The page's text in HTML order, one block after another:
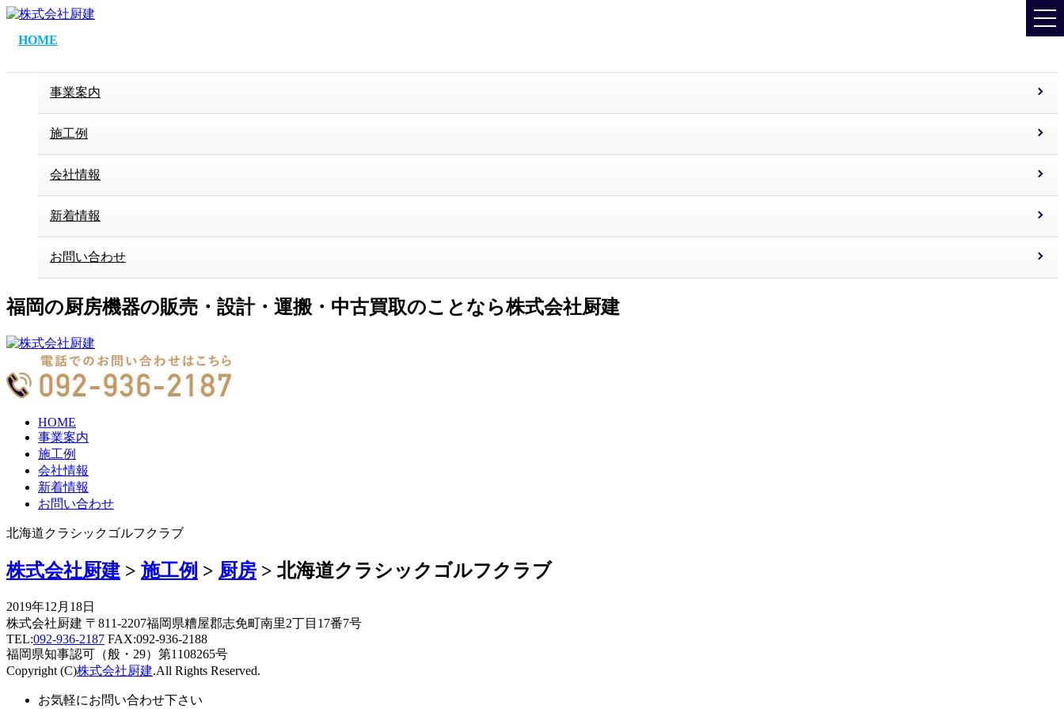
HOME
事業案内
施工例
会社情報
新着情報
お問い合わせ
福岡の厨房機器の販売・設計・運搬・中古買取のことなら株式会社厨建
HOME
事業案内
施工例
会社情報
新着情報
お問い合わせ
北海道クラシックゴルフクラブ
株式会社厨建 > 施工例 > 厨房 > 北海道クラシックゴルフクラブ
2019年12月18日
株式会社厨建 〒811-2207福岡県糟屋郡志免町南里2丁目17番7号
TEL:092-936-2187 FAX:092-936-2188
福岡県知事認可（般・29）第1108265号
Copyright (C)株式会社厨建.All Rights Reserved.
お気軽にお問い合わせ下さい